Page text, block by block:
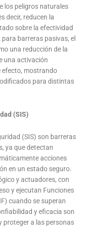
los peligros naturales
decir, reducen la
sobre la efectividad
barreras pasivas, el
una reducción de la
una activación
efecto, mostrando
para distintas
(SIS)
(SIS) son barreras
ya que detectan
acciones
en un estado seguro.
y actuadores, con
y ejecutan Funciones
cuando se superan
y eficacia son
proteger a las personas